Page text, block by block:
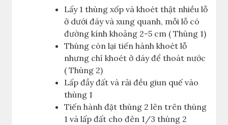
Lấy 1 thùng xốp và khoét thật nhiều lỗ
ở dưới đáy và xung quanh, mỗi lỗ có
đường kính khoảng 2-5 cm ( Thùng 1)
Thùng còn lại tiến hành khoét lỗ
nhưng chỉ khoét ở dáy để thoát nước
( Thùng 2)
Lấp đầy đất và rải đều giun quế vào
thùng 1
Tiến hành đặt thùng 2 lên trên thùng
1 và lấp đất cho đên 1/3 thùng 2